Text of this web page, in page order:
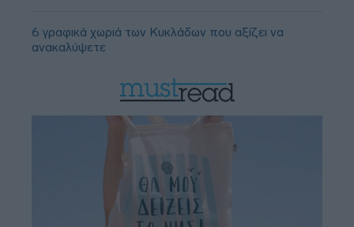
6 γραφικά χωριά των Κυκλάδων που αξίζει να
ανακαλύψετε